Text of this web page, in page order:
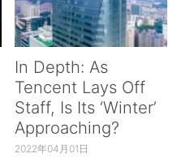
In Depth: As
Tencent Lays Off
Staff, Is Its ‘Winter’
Approaching?
2022年04月01日